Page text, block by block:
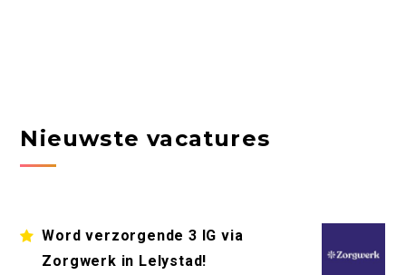
Nieuwste vacatures
Word verzorgende 3 IG via
Zorgwerk in Lelystad!